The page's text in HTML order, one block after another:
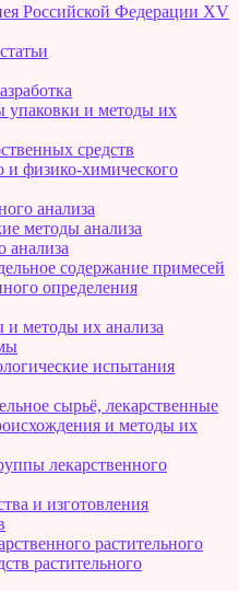
Российской Федерации XV
упаковки и методы их
средств
и физико-химического
анализа
методы анализа
анализа
содержание примесей
определения
методы их анализа
испытания
сырьё, лекарственные
и методы их
лекарственного
и изготовления
растительного
растительного